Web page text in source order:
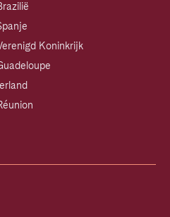
Koninkrijk
Ierland